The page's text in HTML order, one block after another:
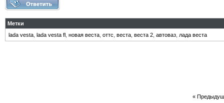
Метки
lada vesta lada vesta fl новая веста оттс веста веста 2 автоваз лада веста
«